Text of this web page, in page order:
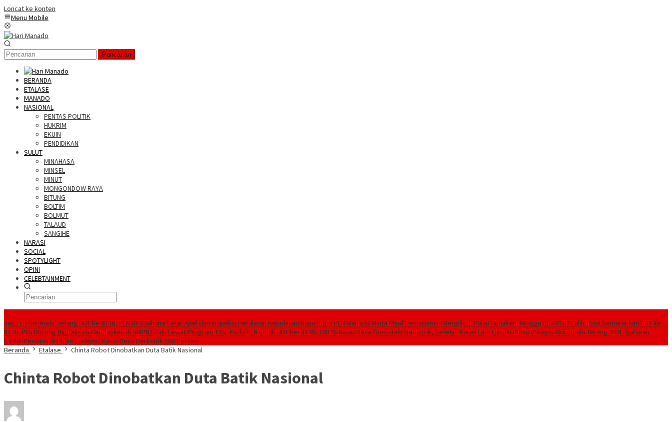
Loncat ke konten
Menu Mobile
Pencarian
BERANDA
ETALASE
MANADO
NASIONAL
PENTAS POLITIK
HUKRIM
EKUIN
PENDIDIKAN
SULUT
MINAHASA
MINSEL
MINUT
MONGONDOW RAYA
BITUNG
BOLTIM
BOLMUT
TALAUD
SANGIHE
NARASI
SOCIAL
SPOTYLIGHT
OPINI
CELEBTAINMENT
Jaga Listrik Andal Jelang HUT ke-81 RI, PLN UP3 Tahuna Gelar Apel dan Inspeksi Peralatan Kepulauan Nusa Utara PLN Manado Minta Maaf Pemadaman Bergilir di Pulau Bunaken, Minggu Dua PLTD Pulih TotalSemarakkan HUT ke
81 RI, PLN Dorong Digitalisasi Pendidikan di SMPN1 Palu Lewat Program TJSLKado PLN untuk HUT ke- 81 RI, 100 % Rasio Desa Gorontalo Berlistrik, Setelah Kabel Laut Listriki Pulau Dudepo Gorontalo Terang. PLN Nyalakan
Listrik Perdana di Pulau Dudepo, Rasio Desa Berlistrik 100 Persen
Beranda
Etalase Chinta Robot Dinobatkan Duta Batik Nasional
Chinta Robot Dinobatkan Duta Batik Nasional